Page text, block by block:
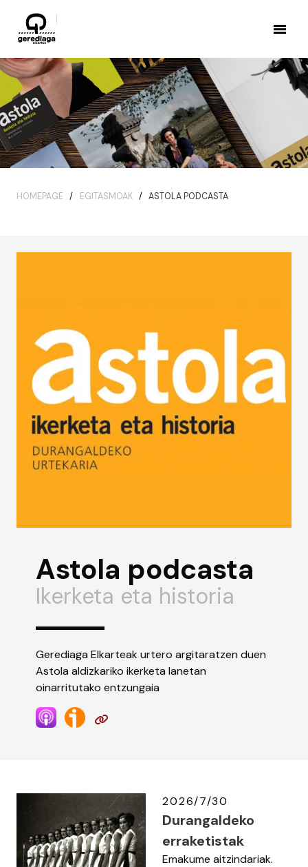
HOMEPAGE EGITASMOAK ASTOLA PODCASTA
Astola podcasta
Ikerketa eta historia
Gerediaga Elkarteak urtero argitaratzen duen
Astola aldizkariko ikerketa lanetan
oinarritutako entzungaia
2026/7/30
Durangaldeko
erraketistak
Emakume aitzindariak.